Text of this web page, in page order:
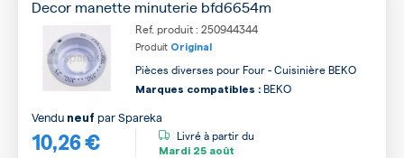
Decor manette minuterie bfd6654m
Ref. produit : 250944344
Produit Original
Pièces diverses pour Four - Cuisinière BEKO
Marques compatibles : BEKO
10,26 €
Vendu neuf parSpareka
Livré à partir du
Mardi 25 août